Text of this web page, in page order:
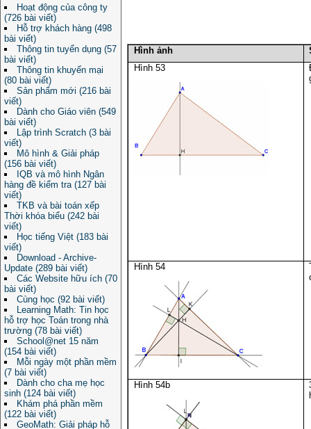
Hoạt động của công ty
(726 bài viết)
Hỗ trợ khách hàng (498
bài viết)
Thông tin tuyển dụng (57
bài viết)
Thông tin khuyến mại
(80 bài viết)
Sản phẩm mới (216 bài
viết)
Dành cho Giáo viên (549
bài viết)
Lập trình Scratch (3 bài
viết)
Mô hình & Giải pháp
(156 bài viết)
IQB và mô hình Ngân
hàng đề kiểm tra (127 bài
viết)
TKB và bài toán xếp
Thời khóa biểu (242 bài
viết)
Học tiếng Việt (183 bài
viết)
Download - Archive-
Update (289 bài viết)
Các Website hữu ích (70
bài viết)
Cùng học (92 bài viết)
Learning Math: Tin học
hỗ trợ học Toán trong nhà
trường (78 bài viết)
School@net 15 năm
(154 bài viết)
Mỗi ngày một phần mềm
(7 bài viết)
Dành cho cha mẹ học
sinh (124 bài viết)
Khám phá phần mềm
(122 bài viết)
GeoMath: Giải pháp hỗ
Hình ảnh
Hình 53
Hình 54
Hình 54b